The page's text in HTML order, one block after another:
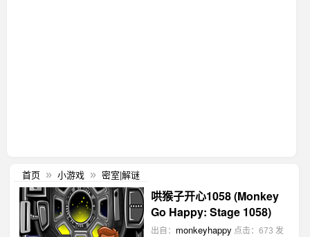
首页 » 小游戏 » 密室|解谜
哄猴子开心1058 (Monkey
Go Happy: Stage 1058)
出自： monkeyhappy 点击：673 发